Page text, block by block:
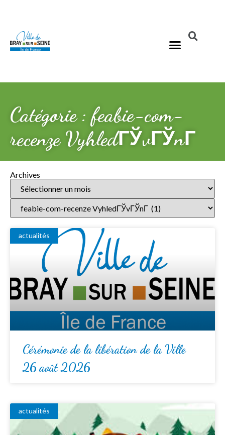
Catégorie : feabie-com-
recenze VyhledГЎvГЎnГ­
Archives
actualités
Cérémonie de la libération de la Ville
26 août 2026
actualités